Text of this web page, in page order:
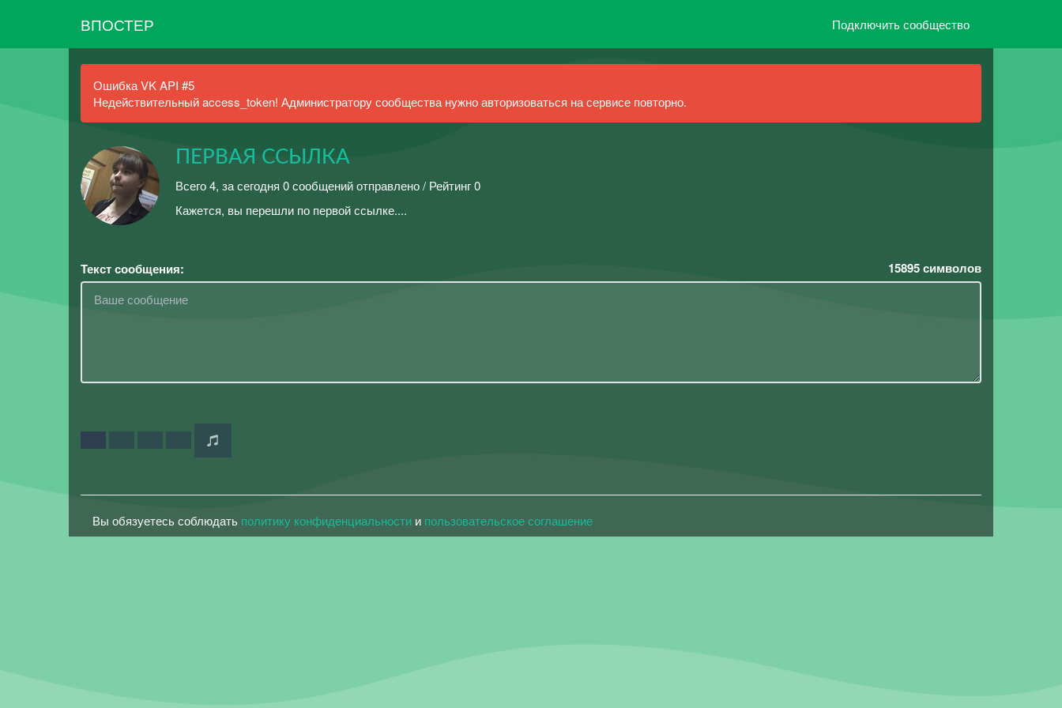
ВПОСТЕР Подключить сообщество
Ошибка VK API #5
Недействительный access_token! Администратору сообщества нужно авторизоваться на сервисе повторно.
ПЕРВАЯ ССЫЛКА
Всего 4, за сегодня 0 сообщений отправлено / Рейтинг 0
Кажется, вы перешли по первой ссылке....
Текст сообщения: 15895символов
Вы обязуетесь соблюдать политику конфиденциальности и пользовательское соглашение